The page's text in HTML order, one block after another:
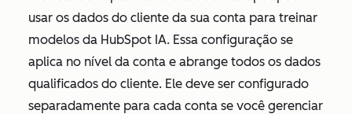
usar os dados do cliente da sua conta para treinar
modelos da HubSpot IA. Essa configuração se
aplica no nível da conta e abrange todos os dados
qualificados do cliente. Ele deve ser configurado
separadamente para cada conta se você gerenciar